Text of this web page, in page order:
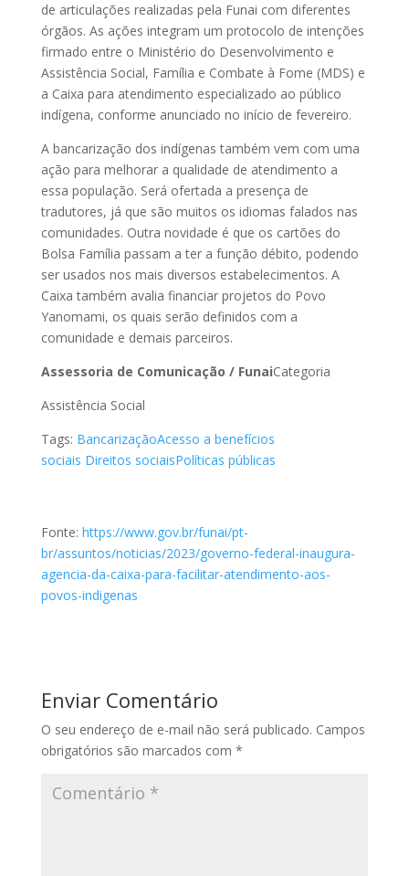
de articulações realizadas pela Funai com diferentes
órgãos. As ações integram um protocolo de intenções
firmado entre o Ministério do Desenvolvimento e
Assistência Social, Família e Combate à Fome (MDS) e
a Caixa para atendimento especializado ao público
indígena, conforme anunciado no início de fevereiro.
A bancarização dos indígenas também vem com uma
ação para melhorar a qualidade de atendimento a
essa população. Será ofertada a presença de
tradutores, já que são muitos os idiomas falados nas
comunidades. Outra novidade é que os cartões do
Bolsa Família passam a ter a função débito, podendo
ser usados nos mais diversos estabelecimentos. A
Caixa também avalia financiar projetos do Povo
Yanomami, os quais serão definidos com a
comunidade e demais parceiros.
Assessoria de Comunicação / FunaiCategoria
Assistência Social
Tags: BancarizaçãoAcesso a benefícios
sociais Direitos sociaisPolíticas públicas
Fonte: https://www.gov.br/funai/pt-
br/assuntos/noticias/2023/governo-federal-inaugura-
agencia-da-caixa-para-facilitar-atendimento-aos-
povos-indigenas
Enviar Comentário
O seu endereço de e-mail não será publicado. Campos
obrigatórios são marcados com *